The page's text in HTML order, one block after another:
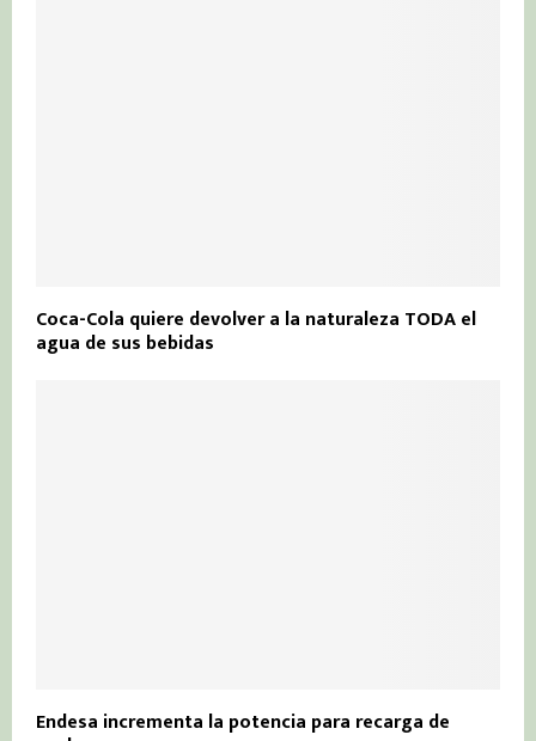
Coca-Cola quiere devolver a la naturaleza TODA el
agua de sus bebidas
Endesa incrementa la potencia para recarga de